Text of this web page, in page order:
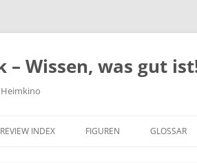
– Wissen, was gut
REVIEW INDEX FIGUREN GLOSSAR